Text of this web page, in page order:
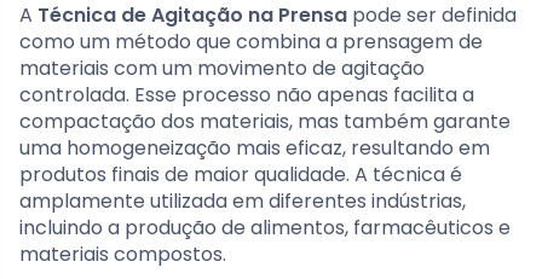
A Técnica de Agitação na Prensa pode ser definida
como um método que combina a prensagem de
materiais com um movimento de agitação
controlada. Esse processo não apenas facilita a
compactação dos materiais, mas também garante
uma homogeneização mais eficaz, resultando em
produtos finais de maior qualidade. A técnica é
amplamente utilizada em diferentes indústrias,
incluindo a produção de alimentos, farmacêuticos e
materiais compostos.